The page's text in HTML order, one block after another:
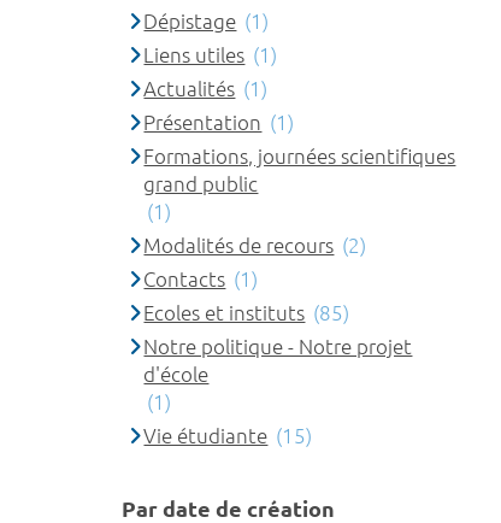
Dépistage (1)
Liens utiles (1)
Actualités (1)
Présentation (1)
Formations, journées scientifiques
grand public
(1)
Modalités de recours (2)
Contacts (1)
Ecoles et instituts (85)
Notre politique - Notre projet
d'école
(1)
Vie étudiante (15)
Par date de création